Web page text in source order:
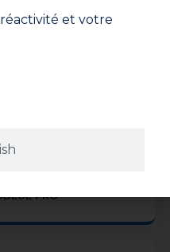
PRO
et votre